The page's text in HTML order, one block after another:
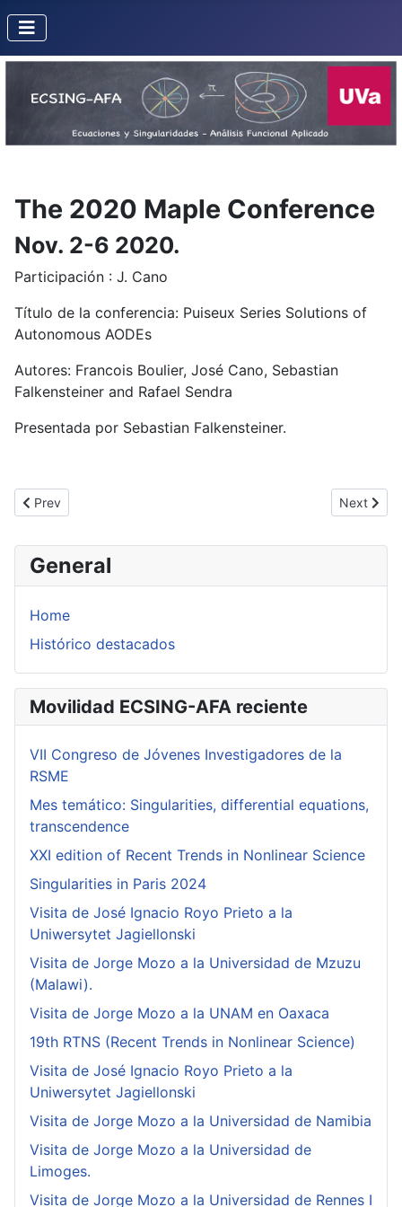
General
Home
Histórico destacados
Movilidad ECSING-AFA reciente
VII Congreso de Jóvenes Investigadores de la
RSME
Mes temático: Singularities, differential equations,
transcendence
XXI edition of Recent Trends in Nonlinear Science
Singularities in Paris 2024
Visita de José Ignacio Royo Prieto a la
Uniwersytet Jagiellonski
Visita de Jorge Mozo a la Universidad de Mzuzu
(Malawi).
Visita de Jorge Mozo a la UNAM en Oaxaca
19th RTNS (Recent Trends in Nonlinear Science)
Visita de José Ignacio Royo Prieto a la
Uniwersytet Jagiellonski
Visita de Jorge Mozo a la Universidad de Namibia
Visita de Jorge Mozo a la Universidad de
Limoges.
Visita de Jorge Mozo a la Universidad de Rennes I
The 2020 Maple Conference
Nov. 2-6 2020.
Participación : J. Cano
Título de la conferencia: Puiseux Series Solutions of
Autonomous AODEs
Autores: Francois Boulier, José Cano, Sebastian
Falkensteiner and Rafael Sendra
Presentada por Sebastian Falkensteiner.
Previous article: Workshop on Tame Geometry: Interactions
Prev Next
Next